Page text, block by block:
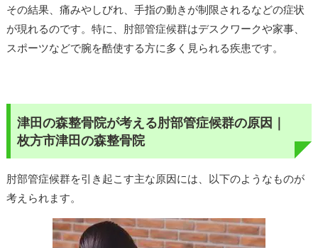
その結果、痛みやしびれ、手指の動きが制限されるなどの症状
が現れるのです。 特に、肘部管症候群はデスクワークや家事、
スポーツなどで腕を酷使する方に多く見られる疾患です。
津田の森整骨院が考える肘部管症候群の原因｜
枚方市津田の森整骨院
肘部管症候群を引き起こす主な原因には、以下のようなものが
考えられます。